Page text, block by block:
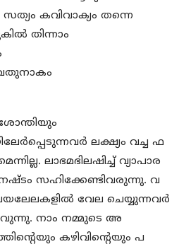
സത്യം കവിവാക്യം തന്നെ
തിന്നാം
ലക്ഷ്യം വച്ച ഫ
ലാഭമഭിലഷിച്ച് വ്യാപാര
സഹിക്കേണ്ടിവരുന്നു. വ
വയലേലകളിൽ വേല ചെയ്യുന്നവർ
നാം നമ്മുടെ അ
കഴിവിന്റെയും പ